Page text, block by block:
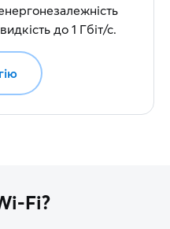
до 1 Гбіт/с.
Fi?